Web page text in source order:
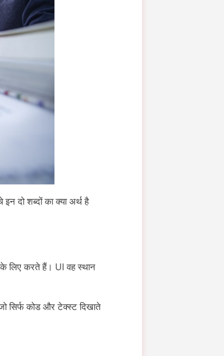
दो शब्दों का क्या अर्थ है
लिए करते हैं। UI वह स्थान
कोड और टेक्स्ट दिखाते